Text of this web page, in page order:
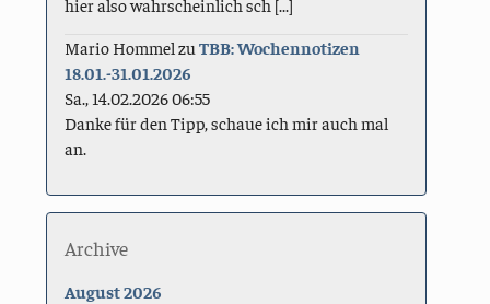
Mario Hommel zuTBB: Wochennotizen
18.01.-31.01.2026
Sa., 14.02.2026 06:55
Danke für den Tipp, schaue ich mir auch mal
an.
Archive
August 2026